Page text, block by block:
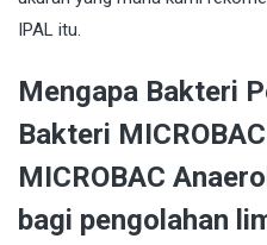
IPAL itu.
Mengapa Bakteri
Bakteri
MICROBAC
bagi pengolahan